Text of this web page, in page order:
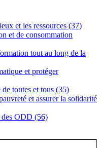
et les ressources (37)
et de consommation
tout au long de la
et protéger
toutes et tous (35)
et assurer la solidarité
ODD (56)